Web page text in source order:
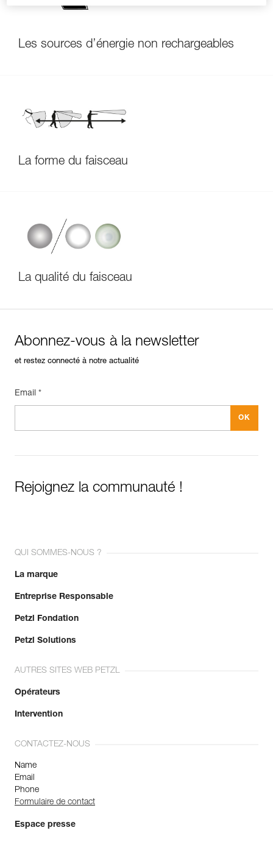
Les sources d’énergie non rechargeables
La forme du faisceau
La qualité du faisceau
Abonnez-vous à la newsletter
et restez connecté à notre actualité
Email *
Rejoignez la communauté !
QUI SOMMES-NOUS ?
La marque
Entreprise Responsable
Petzl Fondation
Petzl Solutions
AUTRES SITES WEB PETZL
Opérateurs
Intervention
CONTACTEZ-NOUS
Name
Email
Phone
Formulaire de contact
Espace presse